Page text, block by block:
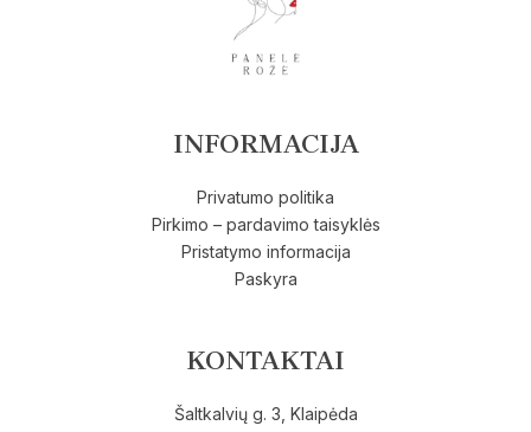
INFORMACIJA
Privatumo politika
Pirkimo – pardavimo taisyklės
Pristatymo informacija
Paskyra
KONTAKTAI
Šaltkalvių g. 3, Klaipėda